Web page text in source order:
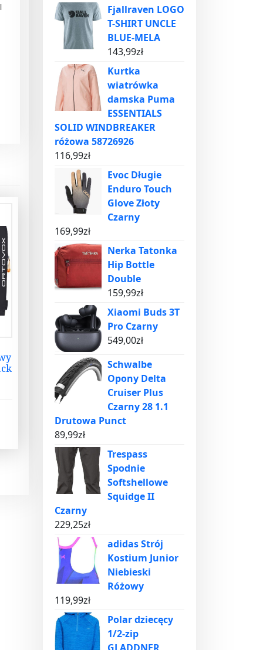
Fjallraven LOGO
T-SHIRT UNCLE
BLUE-MELA
143,99zł
Kurtka
wiatrówka
damska Puma
ESSENTIALS
SOLID WINDBREAKER
różowa 58726926
116,99zł
Evoc Długie
Enduro Touch
Glove Złoty
Czarny
169,99zł
Nerka Tatonka
Hip Bottle
Double
159,99zł
Xiaomi Buds 3T
Pro Czarny
549,00zł
Schwalbe
Opony Delta
Cruiser Plus
Czarny 28 1.1
Drutowa Punct
89,99zł
Trespass
Spodnie
Softshellowe
Squidge II
Czarny
229,25zł
adidas Strój
Kostium Junior
Niebieski
Różowy
119,99zł
Polar dziecęcy
1/2-zip